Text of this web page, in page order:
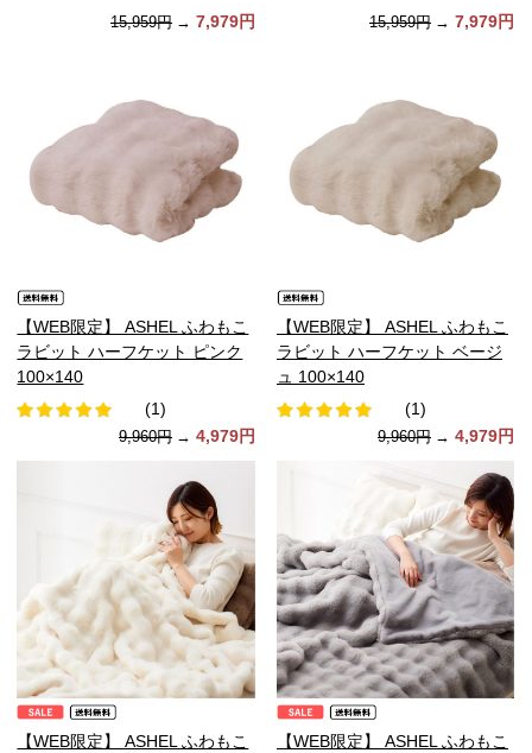
15,959円 → 7,979円 15,959円 → 7,979円
【WEB限定】 ASHEL ふわもこ
ラビット ハーフケット ピンク
100×140
(1)
9,960円 → 4,979円
【WEB限定】 ASHEL ふわもこ
ラビット ハーフケット ベージ
ュ 100×140
(1)
9,960円 → 4,979円
【WEB限定】 ASHEL ふわもこ
【WEB限定】 ASHEL ふわもこ